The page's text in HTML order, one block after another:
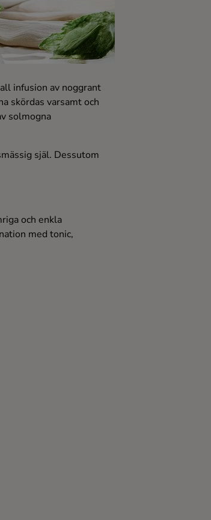
infusion av noggrant
skördas varsamt och
solmogna
själ. Dessutom
och enkla
med tonic,